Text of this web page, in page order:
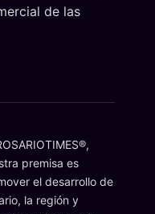
de las
premisa es
el desarrollo de
la región y